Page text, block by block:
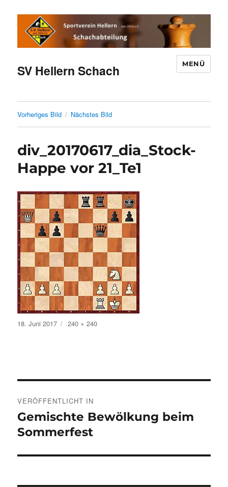
SV Hellern Schach MENÜ
Vorheriges Bild Nächstes Bild
div_20170617_dia_Stock-
Happe vor 21_Te1
Veröffentlicht
am
18. Juni 2017 Volle
Größe
240 × 240
VERÖFFENTLICHT IN
Gemischte Bewölkung beim
Sommerfest